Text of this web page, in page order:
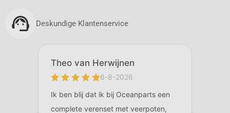
Deskundige Klantenservice